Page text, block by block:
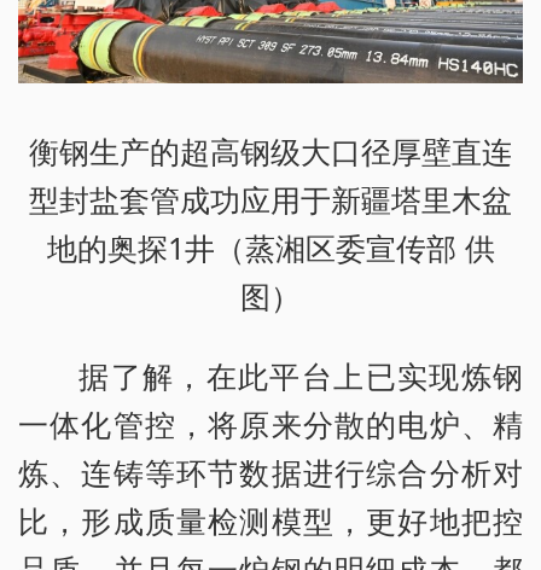
衡钢生产的超高钢级大口径厚壁直连
型封盐套管成功应用于新疆塔里木盆
地的奥探1井（蒸湘区委宣传部 供
图）
据了解，在此平台上已实现炼钢
一体化管控，将原来分散的电炉、精
炼、连铸等环节数据进行综合分析对
比，形成质量检测模型，更好地把控